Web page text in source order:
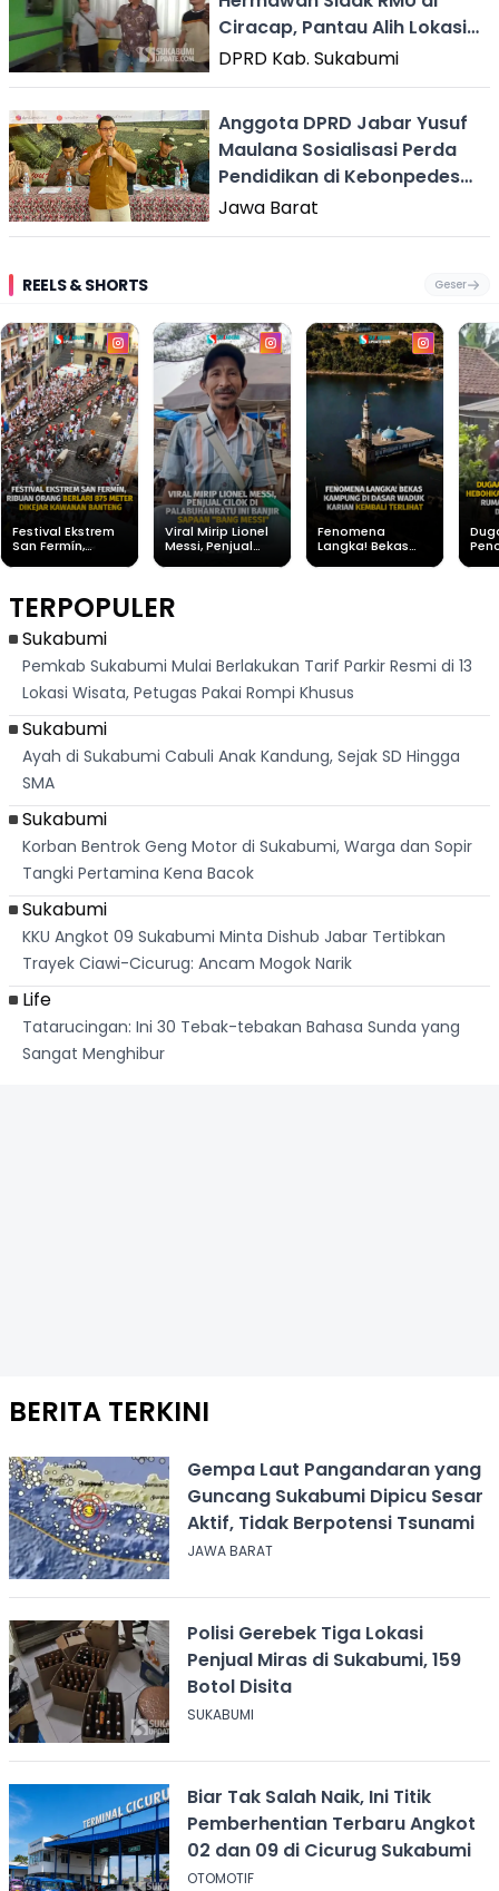
Ciracap, Pantau Alih Lokasi
Bantuan
DPRD Kab. Sukabumi
Anggota DPRD Jabar Yusuf
Maulana Sosialisasi Perda
Pendidikan di Kebonpedes
Sukabumi
Jawa Barat
REELS & SHORTS Geser
Festival Ekstrem
San Fermín,
Banteng
Viral Mirip Lionel
Messi, Penjual
"Bang Messi"
Fenomena
Langka! Bekas
TERPOPULER
Sukabumi
Pemkab Sukabumi Mulai Berlakukan Tarif Parkir Resmi di 13
Lokasi Wisata, Petugas Pakai Rompi Khusus
Sukabumi
Ayah di Sukabumi Cabuli Anak Kandung, Sejak SD Hingga
SMA
Sukabumi
Korban Bentrok Geng Motor di Sukabumi, Warga dan Sopir
Tangki Pertamina Kena Bacok
Sukabumi
KKU Angkot 09 Sukabumi Minta Dishub Jabar Tertibkan
Trayek Ciawi-Cicurug: Ancam Mogok Narik
Life
Tatarucingan: Ini 30 Tebak-tebakan Bahasa Sunda yang
Sangat Menghibur
BERITA TERKINI
Gempa Laut Pangandaran yang
Guncang Sukabumi Dipicu Sesar
Aktif, Tidak Berpotensi Tsunami
JAWA BARAT
Polisi Gerebek Tiga Lokasi
Penjual Miras di Sukabumi, 159
Botol Disita
SUKABUMI
Biar Tak Salah Naik, Ini Titik
Pemberhentian Terbaru Angkot
02 dan 09 di Cicurug Sukabumi
OTOMOTIF